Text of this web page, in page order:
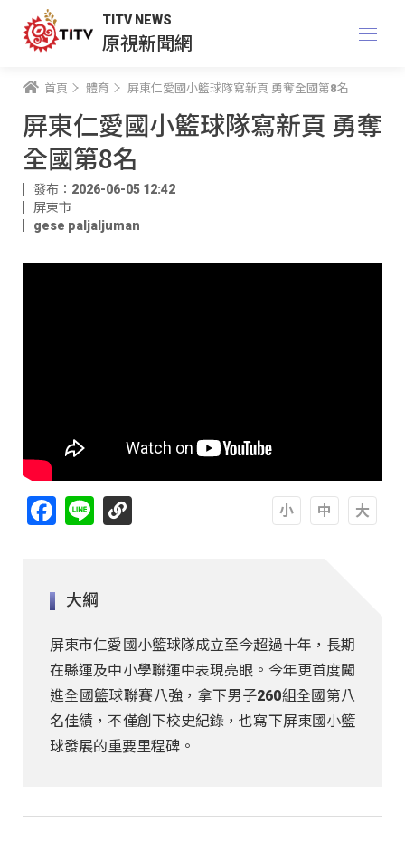
TITV NEWS
原視新聞網
首頁 體育 屏東仁愛國小籃球隊寫新頁 勇奪全國第8名
屏東仁愛國小籃球隊寫新頁 勇奪
全國第8名
發布：2026-06-05 12:42
屏東市
gese paljaljuman
Facebook
Line
大綱
屏東市仁愛國小籃球隊成立至今超過十年，長期
在縣運及中小學聯運中表現亮眼。今年更首度闖
進全國籃球聯賽八強，拿下男子260組全國第八
名佳績，不僅創下校史紀錄，也寫下屏東國小籃
球發展的重要里程碑。